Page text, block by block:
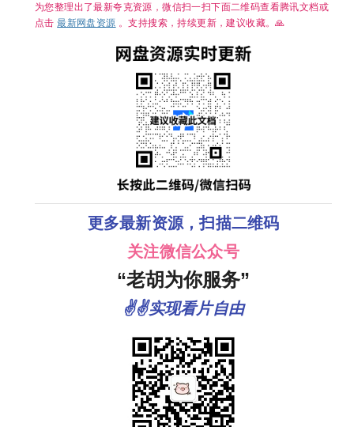
欢喜开播🥳 带
球相亲，啼笑
皆非😂 生而自
💫 婚姻不是人
生的必选项，
幸福才是💕 夸
为您整理出了最新夸克资源，微信扫一扫下面二维码查看腾讯文档或
点击最新网盘资源 。支持搜索，持续更新，建议收藏。🙏
更多最新资源，扫描二维码
关注微信公众号
“老胡为你服务”
✌✌实现看片自由